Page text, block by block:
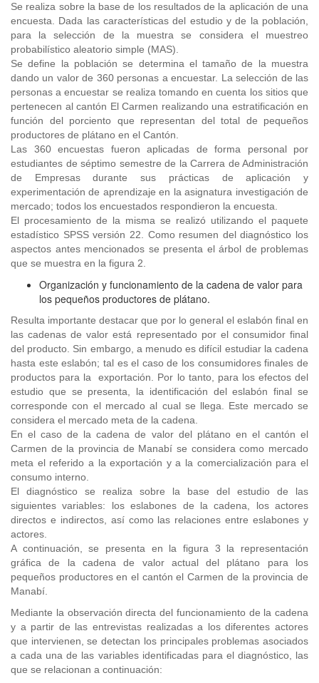
Se realiza sobre la base de los resultados de la aplicación de una
encuesta. Dada las características del estudio y de la población,
para la selección de la muestra se considera el muestreo
probabilístico aleatorio simple (MAS).
Se define la población se determina el tamaño de la muestra
dando un valor de 360 personas a encuestar. La selección de las
personas a encuestar se realiza tomando en cuenta los sitios que
pertenecen al cantón El Carmen realizando una estratificación en
función del porciento que representan del total de pequeños
productores de plátano en el Cantón.
Las 360 encuestas fueron aplicadas de forma personal por
estudiantes de séptimo semestre de la Carrera de Administración
de Empresas durante sus prácticas de aplicación y
experimentación de aprendizaje en la asignatura investigación de
mercado; todos los encuestados respondieron la encuesta.
El procesamiento de la misma se realizó utilizando el paquete
estadístico SPSS versión 22. Como resumen del diagnóstico los
aspectos antes mencionados se presenta el árbol de problemas
que se muestra en la figura 2.
Organización y funcionamiento de la cadena de valor para
los pequeños productores de plátano.
Resulta importante destacar que por lo general el eslabón final en
las cadenas de valor está representado por el consumidor final
del producto. Sin embargo, a menudo es difícil estudiar la cadena
hasta este eslabón; tal es el caso de los consumidores finales de
productos para la exportación. Por lo tanto, para los efectos del
estudio que se presenta, la identificación del eslabón final se
corresponde con el mercado al cual se llega. Este mercado se
considera el mercado meta de la cadena.
En el caso de la cadena de valor del plátano en el cantón el
Carmen de la provincia de Manabí se considera como mercado
meta el referido a la exportación y a la comercialización para el
consumo interno.
El diagnóstico se realiza sobre la base del estudio de las
siguientes variables: los eslabones de la cadena, los actores
directos e indirectos, así como las relaciones entre eslabones y
actores.
A continuación, se presenta en la figura 3 la representación
gráfica de la cadena de valor actual del plátano para los
pequeños productores en el cantón el Carmen de la provincia de
Manabí.
Mediante la observación directa del funcionamiento de la cadena
y a partir de las entrevistas realizadas a los diferentes actores
que intervienen, se detectan los principales problemas asociados
a cada una de las variables identificadas para el diagnóstico, las
que se relacionan a continuación: